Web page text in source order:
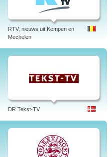
RTV, nieuws uit Kempen en
Mechelen
DR Tekst-TV